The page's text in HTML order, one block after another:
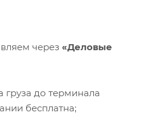
через «Деловые
груза до терминала
бесплатна;